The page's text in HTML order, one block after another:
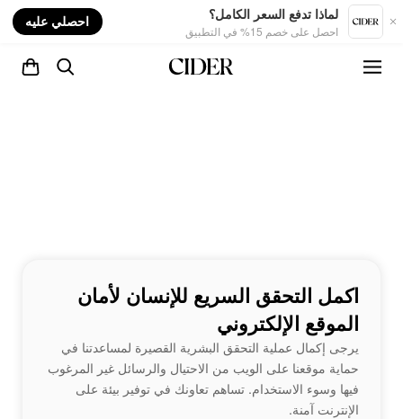
لماذا تدفع السعر الكامل؟
احصل على خصم 15% في التطبيق
احصلي عليه
اكمل التحقق السريع للإنسان لأمان
الموقع الإلكتروني
يرجى إكمال عملية التحقق البشرية القصيرة لمساعدتنا في
حماية موقعنا على الويب من الاحتيال والرسائل غير المرغوب
فيها وسوء الاستخدام. تساهم تعاونك في توفير بيئة على
الإنترنت آمنة.